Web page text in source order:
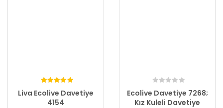
Liva Ecolive Davetiye
4154
Ecolive Davetiye 7268;
Kız Kuleli Davetiye